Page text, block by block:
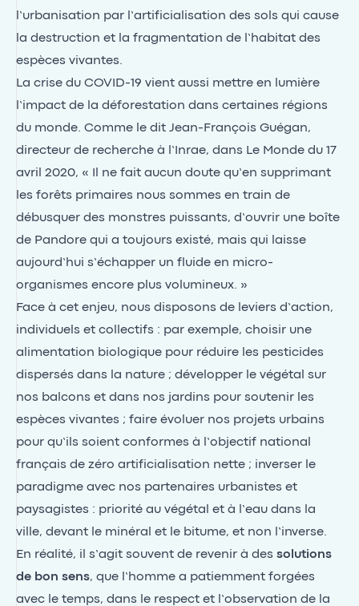
l’urbanisation par l’artificialisation des sols qui cause
la destruction et la fragmentation de l’habitat des
espèces vivantes.
La crise du COVID-19 vient aussi mettre en lumière
l’impact de la déforestation dans certaines régions
du monde. Comme le dit Jean-François Guégan,
directeur de recherche à l’Inrae, dans Le Monde du 17
avril 2020, « Il ne fait aucun doute qu’en supprimant
les forêts primaires nous sommes en train de
débusquer des monstres puissants, d’ouvrir une boîte
de Pandore qui a toujours existé, mais qui laisse
aujourd’hui s’échapper un fluide en micro-
organismes encore plus volumineux. »
Face à cet enjeu, nous disposons de leviers d’action,
individuels et collectifs : par exemple, choisir une
alimentation biologique pour réduire les pesticides
dispersés dans la nature ; développer le végétal sur
nos balcons et dans nos jardins pour soutenir les
espèces vivantes ; faire évoluer nos projets urbains
pour qu’ils soient conformes à l’objectif national
français de zéro artificialisation nette ; inverser le
paradigme avec nos partenaires urbanistes et
paysagistes : priorité au végétal et à l’eau dans la
ville, devant le minéral et le bitume, et non l’inverse.
En réalité, il s’agit souvent de revenir à des solutions
de bon sens, que l’homme a patiemment forgées
avec le temps, dans le respect et l’observation de la